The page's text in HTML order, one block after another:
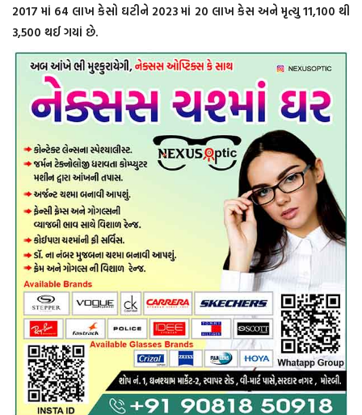
2017 માં 64 લાખ કેસો ઘટીને 2023 માં 20 લાખ કેસ અને મૃત્યુ 11,100 થી
3,500 થઈ ગયાં છે.